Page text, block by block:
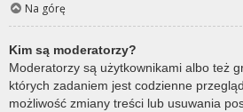
Na górę
Kim są moderatorzy?
Moderatorzy są użytkownikami albo też
których zadaniem jest codzienne
możliwość zmiany treści lub usuwania